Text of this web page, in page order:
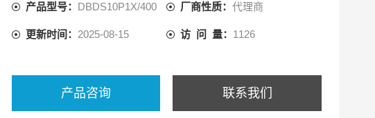
产品型号： DBDS10P1X/400 厂商性质：代理商
更新时间： 2025-08-15 访 问 量： 1126
产品咨询 联系我们